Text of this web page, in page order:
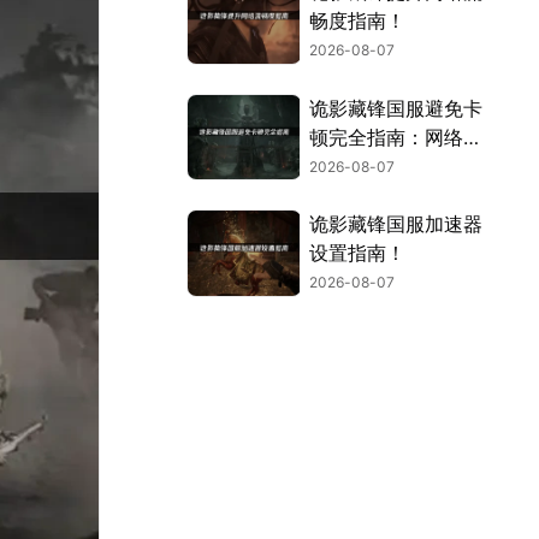
畅度指南！
2026-08-07
诡影藏锋国服避免卡
顿完全指南：网络优
化与解决技巧！
2026-08-07
诡影藏锋国服加速器
设置指南！
2026-08-07